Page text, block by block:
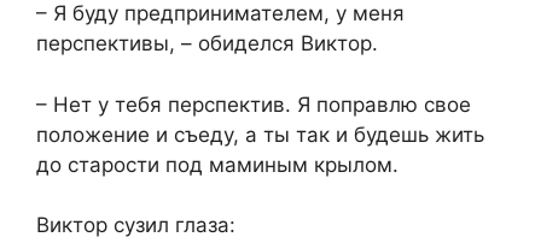
– Я буду предпринимателем, у меня
перспективы, – обиделся Виктор.
– Нет у тебя перспектив. Я поправлю свое
положение и съеду, а ты так и будешь жить
до старости под маминым крылом.
Виктор сузил глаза: